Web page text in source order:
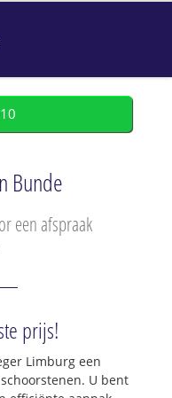
Bunde
een afspraak
prijs!
Limburg een
U bent